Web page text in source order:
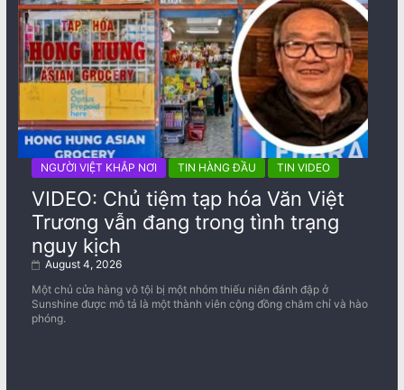
NGƯỜI VIỆT KHẮP NƠI TIN HÀNG ĐẦU TIN VIDEO
VIDEO: Chủ tiệm tạp hóa Văn Việt
Trương vẫn đang trong tình trạng
nguy kịch
August 4, 2026
Một chủ cửa hàng vô tội bị một nhóm thiếu niên đánh đập ở
Sunshine được mô tả là một thành viên cộng đồng chăm chỉ và hào
phóng.